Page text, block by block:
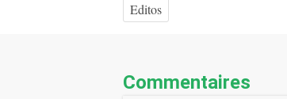
Editos
Commentaires